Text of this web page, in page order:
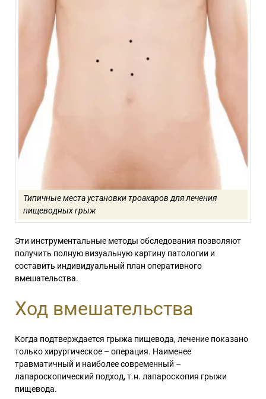
Типичные места установки троакаров для лечения
пищеводных грыж
Эти инструментальные методы обследования позволяют
получить полную визуальную картину патологии и
составить индивидуальный план оперативного
вмешательства.
Ход вмешательства
Когда подтверждается грыжа пищевода, лечение показано
только хирургическое – операция. Наименее
травматичный и наиболее современный –
лапароскопический подход, т.н. лапароскопия грыжи
пищевода.